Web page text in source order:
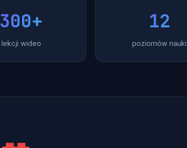
300+
lekcji wideo
12
poziomów nauki